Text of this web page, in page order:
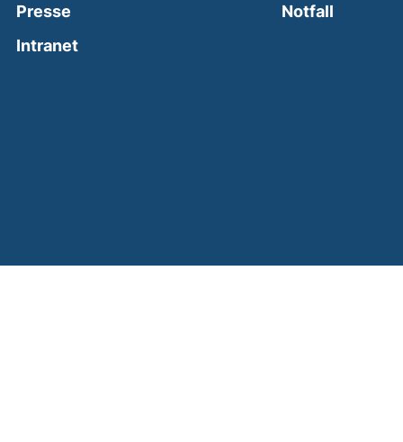
Presse
Intranet(external link, opens in a new window)
Notfall